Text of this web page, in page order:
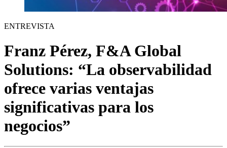
ENTREVISTA
Franz Pérez, F&A Global
Solutions: “La observabilidad
ofrece varias ventajas
significativas para los
negocios”